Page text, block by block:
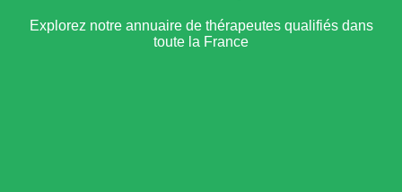
Explorez notre annuaire de thérapeutes qualifiés dans
toute la France